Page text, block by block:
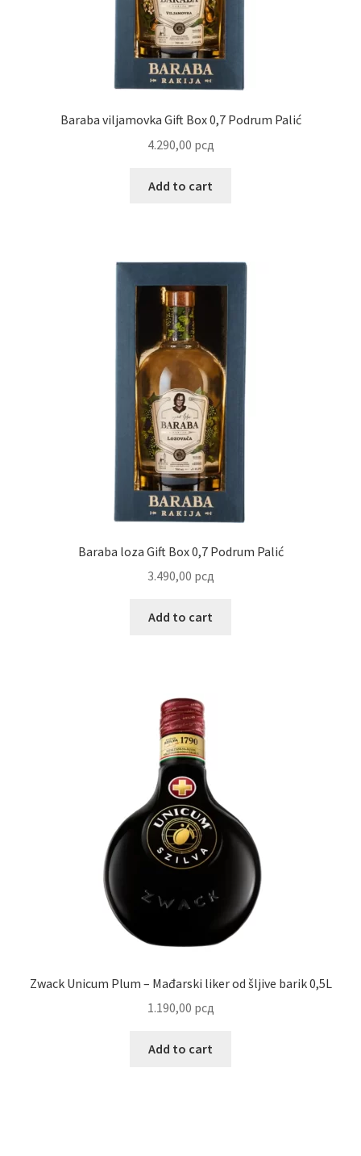
Baraba viljamovka Gift Box 0,7 Podrum Palić
4.290,00 рсд
Add to cart
Baraba loza Gift Box 0,7 Podrum Palić
3.490,00 рсд
Add to cart
Zwack Unicum Plum – Mađarski liker od šljive barik 0,5L
1.190,00 рсд
Add to cart